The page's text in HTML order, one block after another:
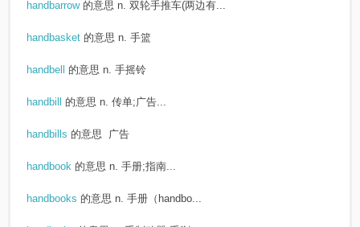
handbarrow 的意思 n. 双轮手推车(两边有...
handbasket 的意思 n. 手篮
handbell 的意思 n. 手摇铃
handbill 的意思 n. 传单;广告...
handbills 的意思 广告
handbook 的意思 n. 手册;指南...
handbooks 的意思 n. 手册（handbo...